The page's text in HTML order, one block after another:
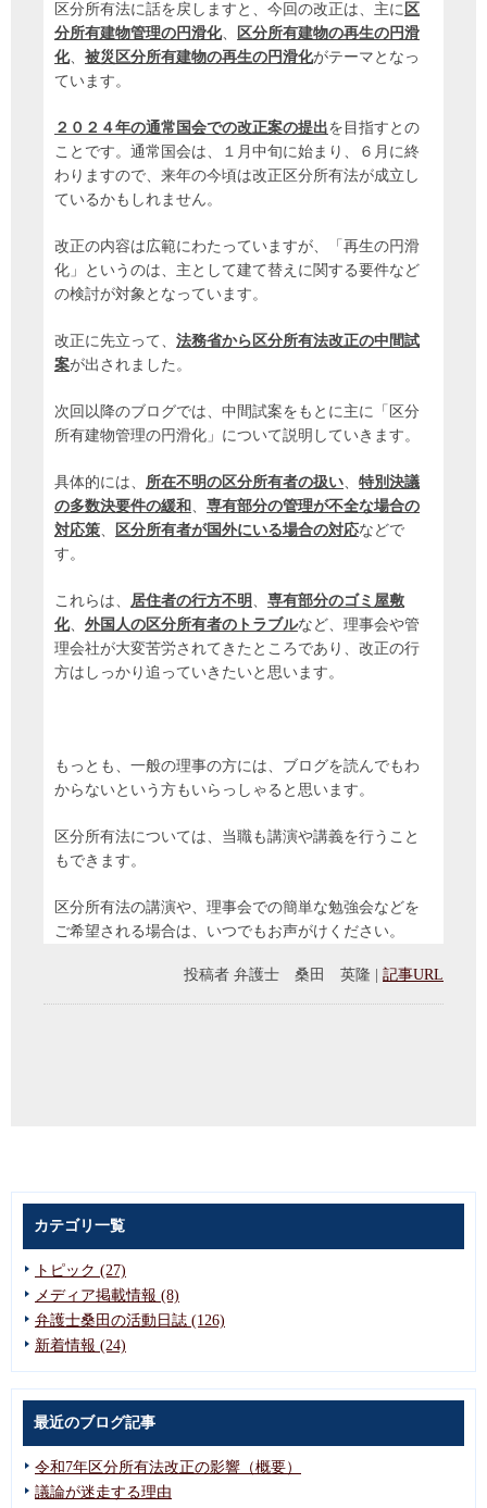
区分所有法に話を戻しますと、今回の改正は、主に 区
分所有建物管理の円滑化、
区分所有建物の再生の円滑
化、 被災区分所有建物の再生の円滑化がテーマとなっ
ています。
２０２４年の通常国会での改正案の提出を目指すとの
ことです。通常国会は、１月中旬に始まり、６月に終
わりますので、来年の今頃は改正区分所有法が成立し
ているかもしれません。
改正の内容は広範にわたっていますが、「再生の円滑
化」というのは、主として建て替えに関する要件など
の検討が対象となっています。
改正に先立って、 法務省から区分所有法改正の中間試
案が出されました。
次回以降のブログでは、中間試案をもとに主に「区分
所有建物管理の円滑化」について説明していきます。
具体的には、 所在不明の区分所有者の扱い、 特別決議
の多数決要件の緩和 、 専有部分の管理が不全な場合の
対応策、 区分所有者が国外にいる場合の対応などで
す。
これらは、 居住者の行方不明 、 専有部分のゴミ屋敷
化、 外国人の区分所有者のトラブルなど、理事会や管
理会社が大変苦労されてきたところであり、改正の行
方はしっかり追っていきたいと思います。
もっとも、一般の理事の方には、ブログを読んでもわ
からないという方もいらっしゃると思います。
区分所有法については、当職も講演や講義を行うこと
もできます。
区分所有法の講演や、理事会での簡単な勉強会などを
ご希望される場合は、いつでもお声がけください。
投稿者 弁護士 桑田 英隆 記事URL
カテゴリ一覧
トピック (27)
メディア掲載情報 (8)
弁護士桑田の活動日誌 (126)
新着情報 (24)
最近のブログ記事
令和7年区分所有法改正の影響（概要）
議論が迷走する理由